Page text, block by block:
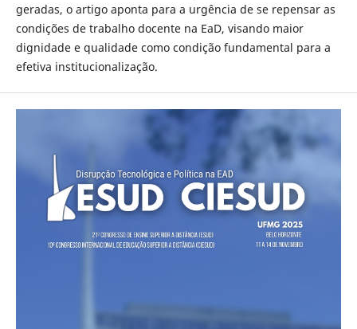
geradas, o artigo aponta para a urgência de se repensar as
condições de trabalho docente na EaD, visando maior
dignidade e qualidade como condição fundamental para a
efetiva institucionalização.